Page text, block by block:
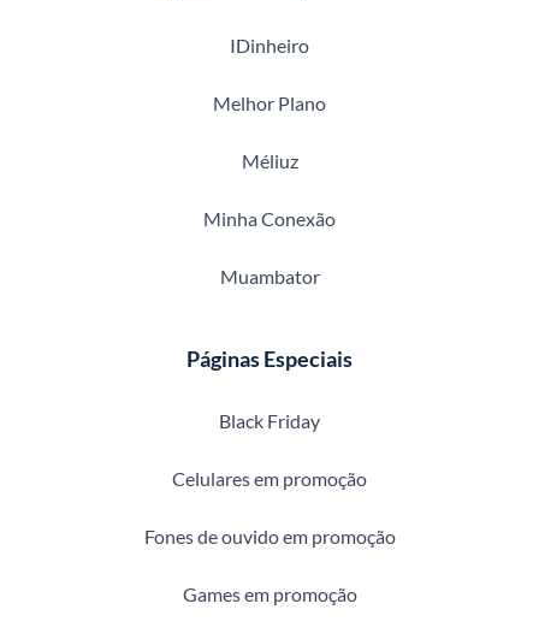
IDinheiro
Melhor Plano
Méliuz
Minha Conexão
Muambator
Páginas Especiais
Black Friday
Celulares em promoção
Fones de ouvido em promoção
Games em promoção